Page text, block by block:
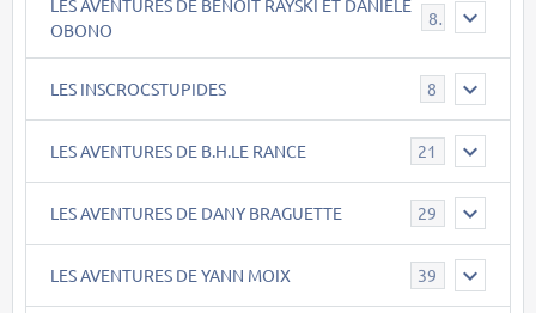
LES AVENTURES DE BENOIT RAYSKI ET DANIELE
OBONO
8
LES INSCROCSTUPIDES 8
LES AVENTURES DE B.H.LE RANCE 21
LES AVENTURES DE DANY BRAGUETTE 29
LES AVENTURES DE YANN MOIX 39